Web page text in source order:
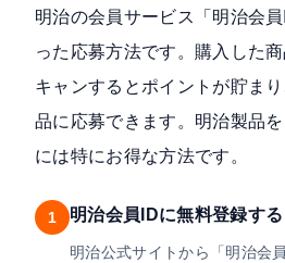
明治の会員サービス「明治会
った応募方法です。購入した
キャンするとポイントが貯ま
品に応募できます。明治製品
には特にお得な方法です。
1 明治会員IDに無料登録する
明治公式サイトから「明治会